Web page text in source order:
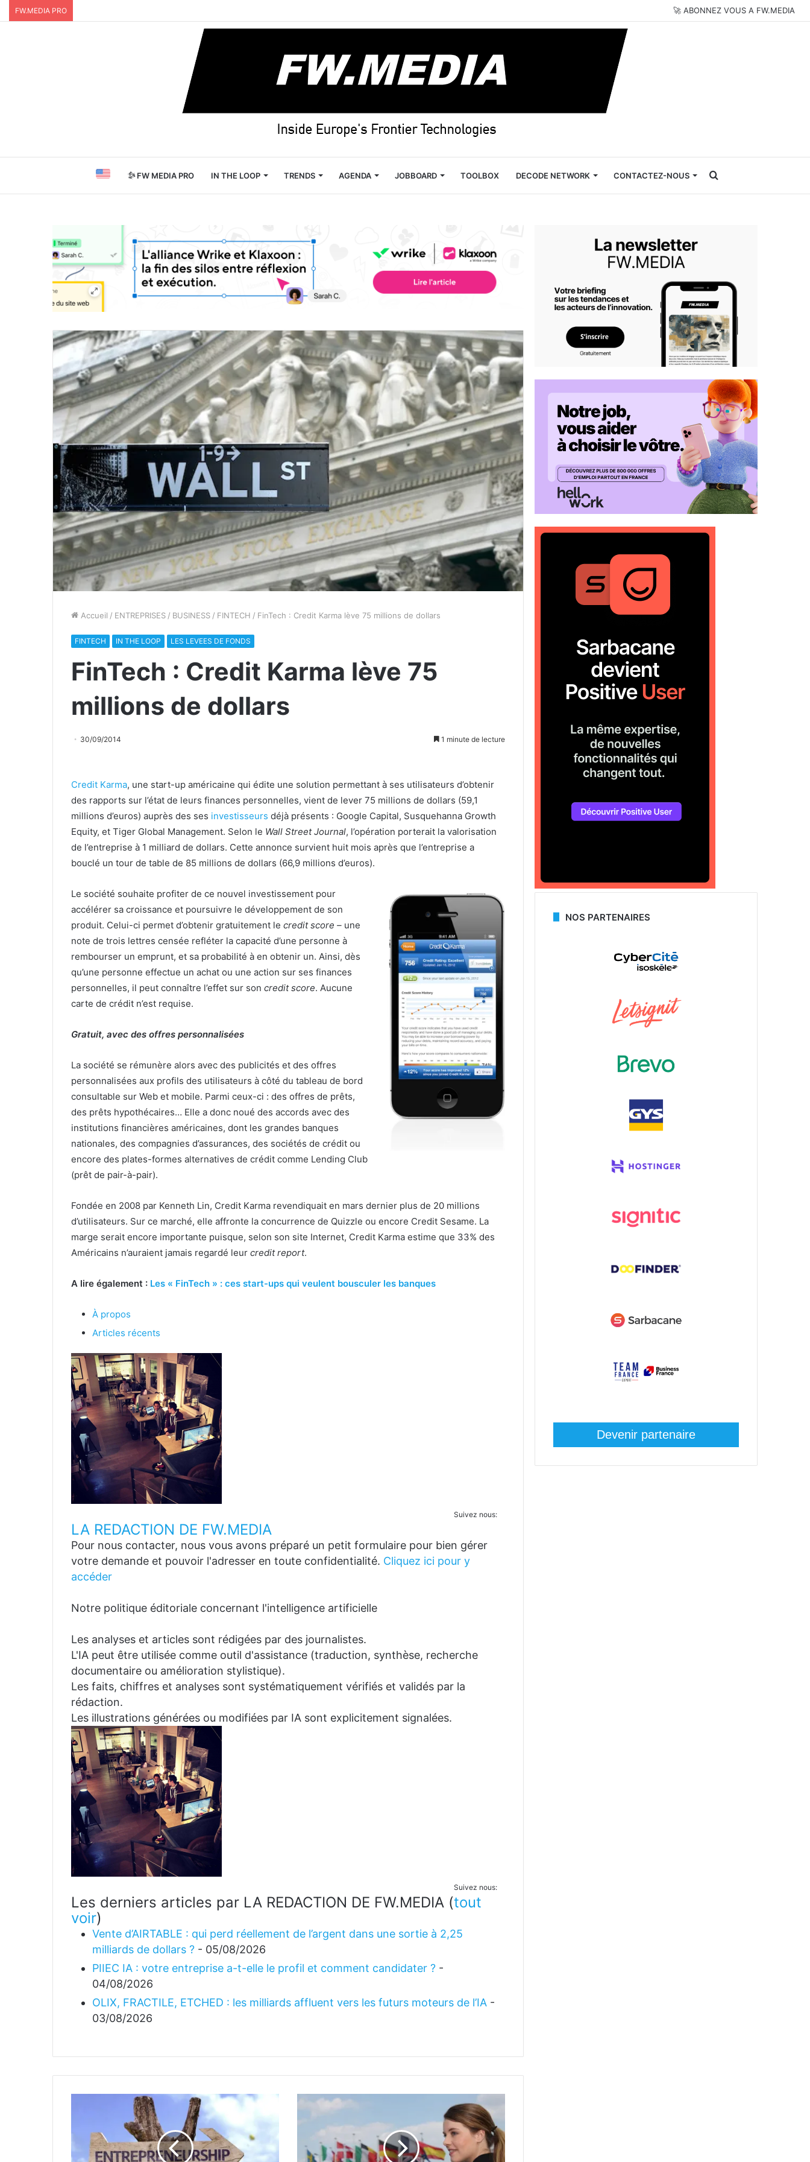
FW.MEDIA PRO 🚀 ABONNEZ VOUS A FW.MEDIA
FW MEDIA PRO IN THE LOOP TRENDS AGENDA JOBBOARD TOOLBOX DECODE NETWORK CONTACTEZ-NOUS Rechercher
Accueil / ENTREPRISES / BUSINESS / FINTECH / FinTech : Credit Karma lève 75 millions de dollars
FINTECH IN THE LOOP LES LEVEES DE FONDS
FinTech : Credit Karma lève 75
millions de dollars
30/09/2014 1 minute de lecture
Credit Karma, une start-up américaine qui édite une solution permettant à ses utilisateurs d’obtenir
des rapports sur l’état de leurs finances personnelles, vient de lever 75 millions de dollars (59,1
millions d’euros) auprès des ses investisseurs déjà présents : Google Capital, Susquehanna Growth
Equity, et Tiger Global Management. Selon le Wall Street Journal, l’opération porterait la valorisation
de l’entreprise à 1 milliard de dollars. Cette annonce survient huit mois après que l’entreprise a
bouclé un tour de table de 85 millions de dollars (66,9 millions d’euros).
Le société souhaite profiter de ce nouvel investissement pour
accélérer sa croissance et poursuivre le développement de son
produit. Celui-ci permet d’obtenir gratuitement le credit score – une
note de trois lettres censée refléter la capacité d’une personne à
rembourser un emprunt, et sa probabilité à en obtenir un. Ainsi, dès
qu’une personne effectue un achat ou une action sur ses finances
personnelles, il peut connaître l’effet sur son credit score. Aucune
carte de crédit n’est requise.
Gratuit, avec des offres personnalisées
La société se rémunère alors avec des publicités et des offres
personnalisées aux profils des utilisateurs à côté du tableau de bord
consultable sur Web et mobile. Parmi ceux-ci : des offres de prêts,
des prêts hypothécaires… Elle a donc noué des accords avec des
institutions financières américaines, dont les grandes banques
nationales, des compagnies d’assurances, des sociétés de crédit ou
encore des plates-formes alternatives de crédit comme Lending Club
(prêt de pair-à-pair).
Fondée en 2008 par Kenneth Lin, Credit Karma revendiquait en mars dernier plus de 20 millions
d’utilisateurs. Sur ce marché, elle affronte la concurrence de Quizzle ou encore Credit Sesame. La
marge serait encore importante puisque, selon son site Internet, Credit Karma estime que 33% des
Américains n’auraient jamais regardé leur credit report.
A lire également : Les « FinTech » : ces start-ups qui veulent bousculer les banques
À propos
Articles récents
Suivez nous:
LA REDACTION DE FW.MEDIA
Pour nous contacter, nous vous avons préparé un petit formulaire pour bien gérer
votre demande et pouvoir l'adresser en toute confidentialité. Cliquez ici pour y
accéder
Notre politique éditoriale concernant l'intelligence artificielle
Les analyses et articles sont rédigées par des journalistes.
L'IA peut être utilisée comme outil d'assistance (traduction, synthèse, recherche
documentaire ou amélioration stylistique).
Les faits, chiffres et analyses sont systématiquement vérifiés et validés par la
rédaction.
Les illustrations générées ou modifiées par IA sont explicitement signalées.
Suivez nous:
Les derniers articles par LA REDACTION DE FW.MEDIA (tout
voir)
Vente d’AIRTABLE : qui perd réellement de l’argent dans une sortie à 2,25
milliards de dollars ? - 05/08/2026
PIIEC IA : votre entreprise a-t-elle le profil et comment candidater ? -
04/08/2026
OLIX, FRACTILE, ETCHED : les milliards affluent vers les futurs moteurs de l’IA -
03/08/2026
NOS PARTENAIRES
Devenir partenaire